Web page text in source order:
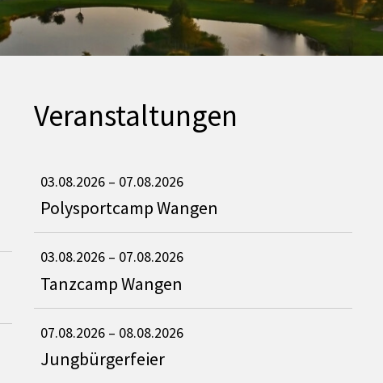
Veranstaltungen
Polysportcamp Wangen
03.08.2026– 07.08.2026
Tanzcamp Wangen
03.08.2026– 07.08.2026
Jungbürgerfeier
07.08.2026– 08.08.2026